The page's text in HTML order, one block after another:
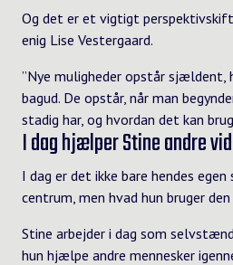
Og det er et vigtigt
enig Lise Vestergaard.
”Nye muligheder opstår sjældent,
bagud. De opstår, når man
stadig har, og hvordan det kan
I dag hjælper Stine andre
I dag er det ikke bare hendes egen
centrum, men hvad hun bruger
Stine arbejder i dag som
hun hjælpe andre mennesker